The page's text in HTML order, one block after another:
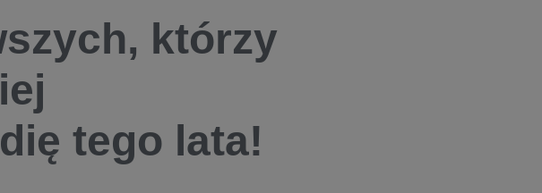
którzy
tego lata!